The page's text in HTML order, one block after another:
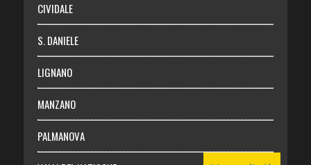
CIVIDALE
S. DANIELE
LIGNANO
MANZANO
PALMANOVA